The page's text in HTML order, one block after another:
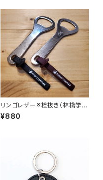
リンゴレザー®︎栓抜き（林檎学校
醸造所限定モデル）
¥880